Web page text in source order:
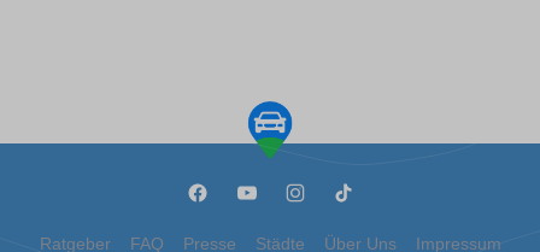
Ratgeber FAQ Presse Städte Über Uns Impressum